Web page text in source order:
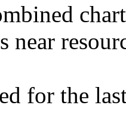
near
for the